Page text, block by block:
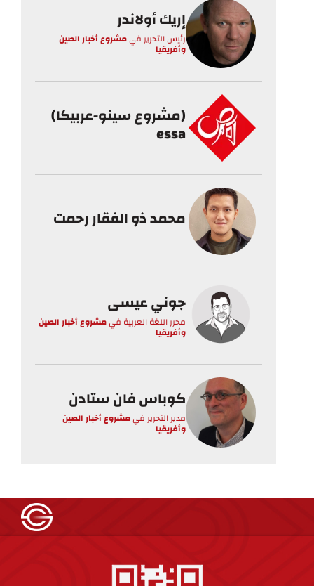
إريك أولاندر
رئيس التحرير فيمشروع أخبار الصين
وأفريقيا
(مشروع سينو-عربيكا)
essa
محمد ذو الفقار رحمت
جوني عيسى
محرر اللغة العربية فيمشروع أخبار الصين
وأفريقيا
كوباس فان ستادن
مدير التحرير فيمشروع أخبار الصين
وأفريقيا